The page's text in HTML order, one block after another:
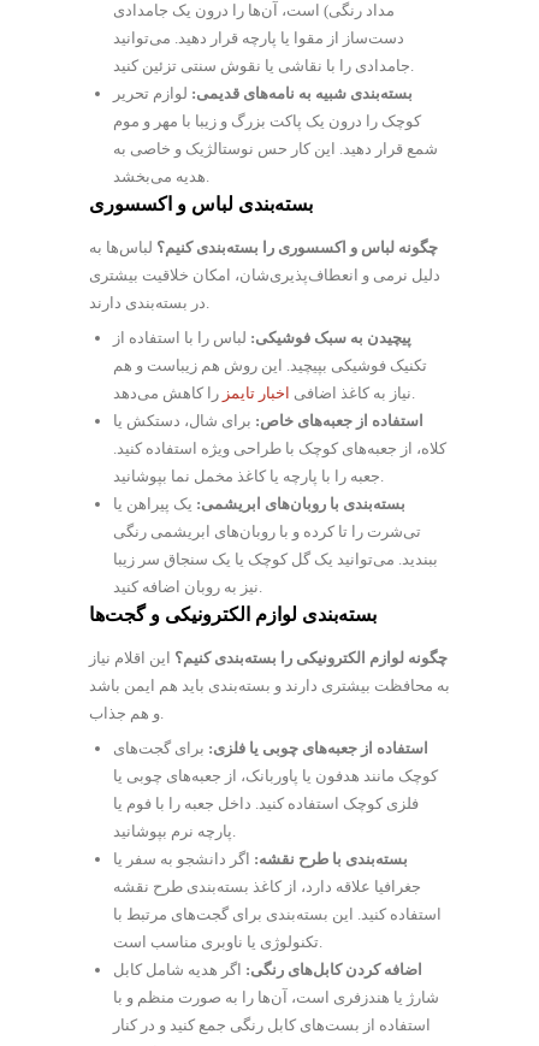
مداد رنگی) است، آن‌ها را درون یک جامدادی
دست‌ساز از مقوا یا پارچه قرار دهید. می‌توانید
جامدادی را با نقاشی یا نقوش سنتی تزئین کنید.
بسته‌بندی شبیه به نامه‌های قدیمی: لوازم تحریر
کوچک را درون یک پاکت بزرگ و زیبا با مهر و موم
شمع قرار دهید. این کار حس نوستالژیک و خاصی به
هدیه می‌بخشد.
بسته‌بندی لباس و اکسسوری
چگونه لباس و اکسسوری را بسته‌بندی کنیم؟ لباس‌ها به
دلیل نرمی و انعطاف‌پذیری‌شان، امکان خلاقیت بیشتری
پیچیدن به سبک فوشیکی: لباس را با استفاده از
تکنیک فوشیکی بپیچید. این روش هم زیباست و هم
نیاز به کاغذ اضافی اخبار تایمز
را کاهش می‌دهد.
استفاده از جعبه‌های خاص: برای شال، دستکش یا
کلاه، از جعبه‌های کوچک با طراحی ویژه استفاده کنید.
جعبه را با پارچه یا کاغذ مخمل نما بپوشانید.
بسته‌بندی با روبان‌های ابریشمی: یک پیراهن یا
تی‌شرت را تا کرده و با روبان‌های ابریشمی رنگی
ببندید. می‌توانید یک گل کوچک یا یک سنجاق سر زیبا
نیز به روبان اضافه کنید.
بسته‌بندی لوازم الکترونیکی و گجت‌ها
چگونه لوازم الکترونیکی را بسته‌بندی کنیم؟ این اقلام نیاز
به محافظت بیشتری دارند و بسته‌بندی باید هم ایمن باشد
استفاده از جعبه‌های چوبی یا فلزی: برای گجت‌های
کوچک مانند هدفون یا پاوربانک، از جعبه‌های چوبی یا
فلزی کوچک استفاده کنید. داخل جعبه را با فوم یا
پارچه نرم بپوشانید.
بسته‌بندی با طرح نقشه: اگر دانشجو به سفر یا
جغرافیا علاقه دارد، از کاغذ بسته‌بندی طرح نقشه
استفاده کنید. این بسته‌بندی برای گجت‌های مرتبط با
تکنولوژی یا ناوبری مناسب است.
اضافه کردن کابل‌های رنگی: اگر هدیه شامل کابل
شارژ یا هندزفری است، آن‌ها را به صورت منظم و با
استفاده از بست‌های کابل رنگی جمع کنید و در کنار